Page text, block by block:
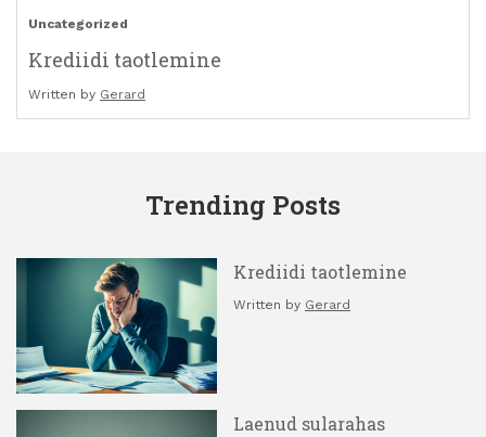
Uncategorized
Krediidi taotlemine
Written by Gerard
Trending Posts
Krediidi taotlemine
Written by Gerard
Laenud sularahas